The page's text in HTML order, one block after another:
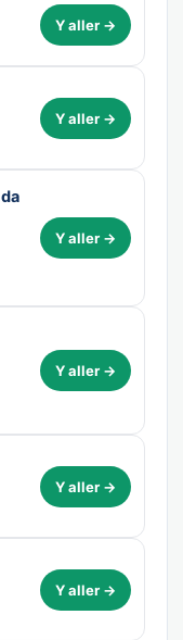
Y aller →
Y aller →
Y aller →
Y aller →
Y aller →
Y aller →